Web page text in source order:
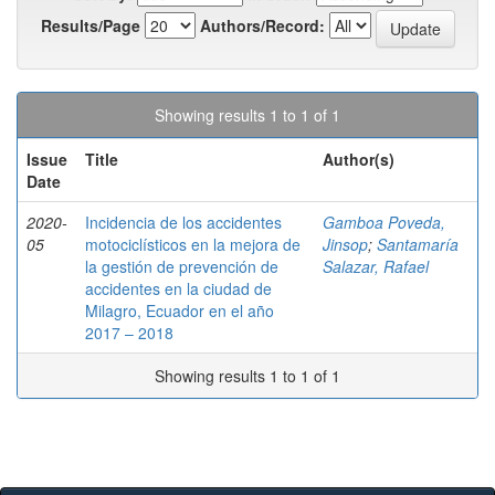
Results/Page
Authors/Record:
Showing results 1 to 1 of 1
Issue
Date
Title Author(s)
2020-
05
Incidencia de los accidentes
motociclísticos en la mejora de
la gestión de prevención de
accidentes en la ciudad de
Milagro, Ecuador en el año
2017 – 2018
Gamboa Poveda,
Jinsop; Santamaría
Salazar, Rafael
Showing results 1 to 1 of 1